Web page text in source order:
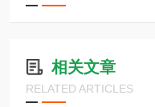
相关文章
RELATED ARTICLES